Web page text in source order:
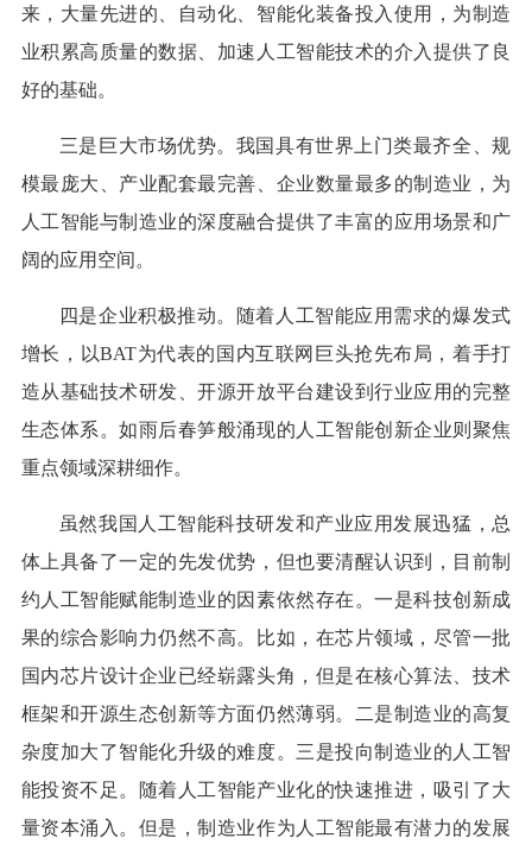
来，大量先进的、自动化、智能化装备投入使用，为制造
业积累高质量的数据、加速人工智能技术的介入提供了良
好的基础。
三是巨大市场优势。我国具有世界上门类最齐全、规
模最庞大、产业配套最完善、企业数量最多的制造业，为
人工智能与制造业的深度融合提供了丰富的应用场景和广
阔的应用空间。
四是企业积极推动。随着人工智能应用需求的爆发式
增长，以BAT为代表的国内互联网巨头抢先布局，着手打
造从基础技术研发、开源开放平台建设到行业应用的完整
生态体系。如雨后春笋般涌现的人工智能创新企业则聚焦
重点领域深耕细作。
虽然我国人工智能科技研发和产业应用发展迅猛，总
体上具备了一定的先发优势，但也要清醒认识到，目前制
约人工智能赋能制造业的因素依然存在。一是科技创新成
果的综合影响力仍然不高。比如，在芯片领域，尽管一批
国内芯片设计企业已经崭露头角，但是在核心算法、技术
框架和开源生态创新等方面仍然薄弱。二是制造业的高复
杂度加大了智能化升级的难度。三是投向制造业的人工智
能投资不足。随着人工智能产业化的快速推进，吸引了大
量资本涌入。但是，制造业作为人工智能最有潜力的发展